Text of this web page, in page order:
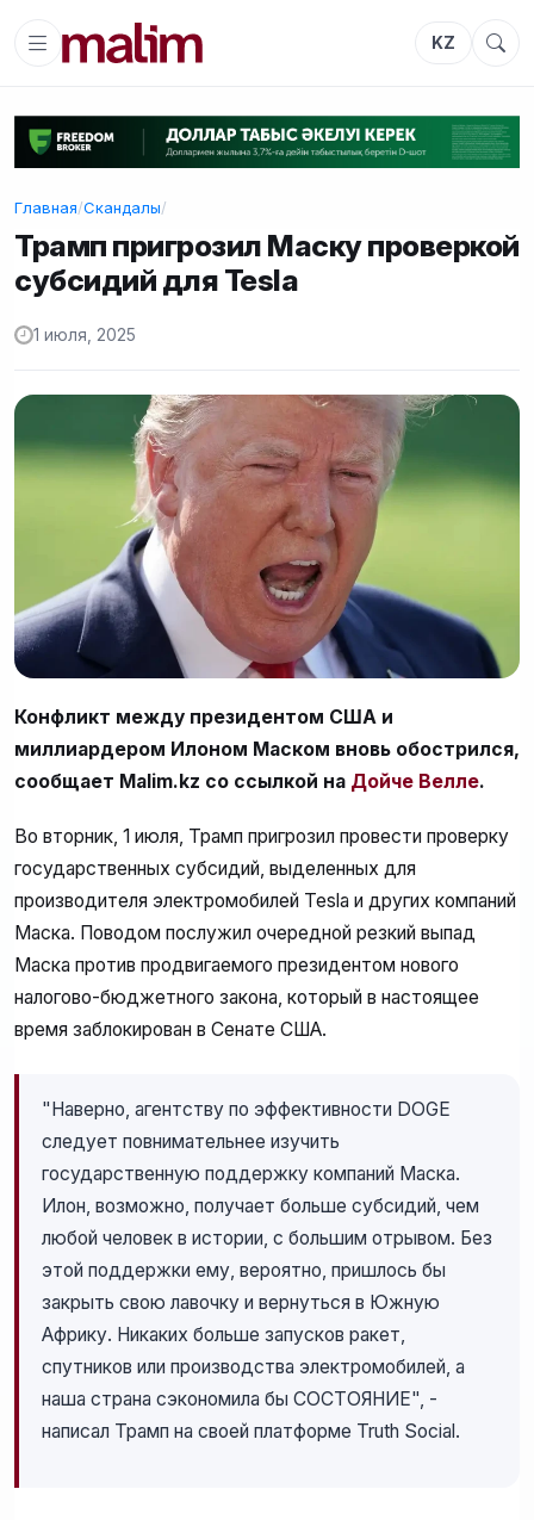
KZ
Главная/Скандалы/
Трамп пригрозил Маску проверкой
субсидий для Tesla
1 июля, 2025
Конфликт между президентом США и
миллиардером Илоном Маском вновь обострился,
сообщает Malim.kz со ссылкой на Дойче Велле.
Во вторник, 1 июля, Трамп пригрозил провести проверку
государственных субсидий, выделенных для
производителя электромобилей Tesla и других компаний
Маска. Поводом послужил очередной резкий выпад
Маска против продвигаемого президентом нового
налогово-бюджетного закона, который в настоящее
время заблокирован в Сенате США.
"Наверно, агентству по эффективности DOGE
следует повнимательнее изучить
государственную поддержку компаний Маска.
Илон, возможно, получает больше субсидий, чем
любой человек в истории, с большим отрывом. Без
этой поддержки ему, вероятно, пришлось бы
закрыть свою лавочку и вернуться в Южную
Африку. Никаких больше запусков ракет,
спутников или производства электромобилей, а
наша страна сэкономила бы СОСТОЯНИЕ", -
написал Трамп на своей платформе Truth Social.